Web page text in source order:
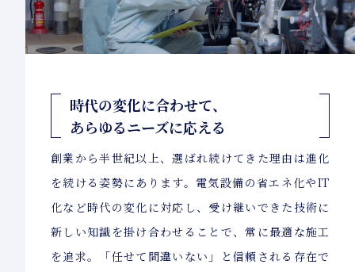
時代の変化に合わせて、
あらゆるニーズに応える
創業から半世紀以上、選ばれ続けてきた理由は進化
を続ける姿勢にあります。電気設備の省エネ化やIT
化など時代の変化に対応し、受け継いできた技術に
新しい知識を掛け合わせることで、常に最適な施工
を追求。「任せて間違いない」と信頼される存在で